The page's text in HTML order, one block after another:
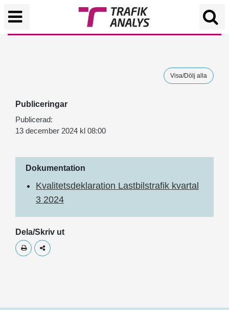
Visa/Dölj alla
Publiceringar
Publicerad:
13 december 2024 kl 08:00
Dokumentation
Kvalitetsdeklaration Lastbilstrafik kvartal
3 2024
Dela/Skriv ut
Skriv utDela